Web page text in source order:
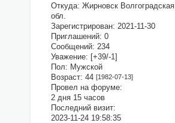
Откуда: Жирновск Волгоградская
обл.
Зарегистрирован: 2021-11-30
Приглашений: 0
Сообщений: 234
Уважение: [+39/-1]
Пол: Мужской
Возраст: 44 [1982-07-13]
Провел на форуме:
2 дня 15 часов
Последний визит:
2023-11-24 19:58:35